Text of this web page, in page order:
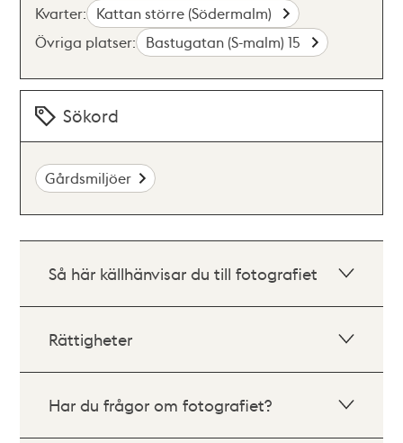
Kvarter: Kattan större (Södermalm)
Övriga platser: Bastugatan (S-malm) 15
Sökord
Gårdsmiljöer
Så här källhänvisar du till fotografiet
Rättigheter
Har du frågor om fotografiet?